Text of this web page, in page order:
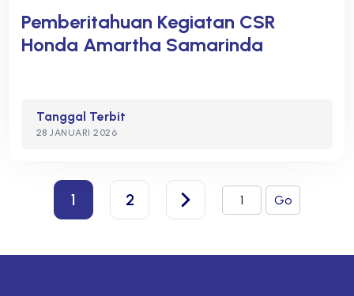
Pemberitahuan Kegiatan CSR
Honda Amartha Samarinda
Tanggal Terbit
28 JANUARI 2026
1 2 Go